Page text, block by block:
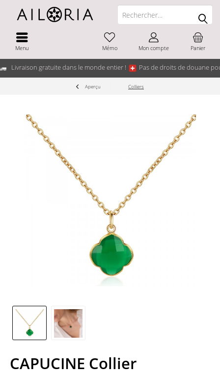
Livraison gratuite dans le monde entier ! Pas de droits de douane
Menu Panier
Mémo Mon compte
Aperçu Colliers
CAPUCINE Collier